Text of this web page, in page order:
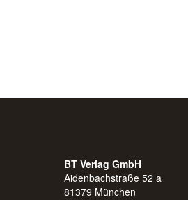
BT Verlag GmbH
Aidenbachstraße 52 a
81379 München